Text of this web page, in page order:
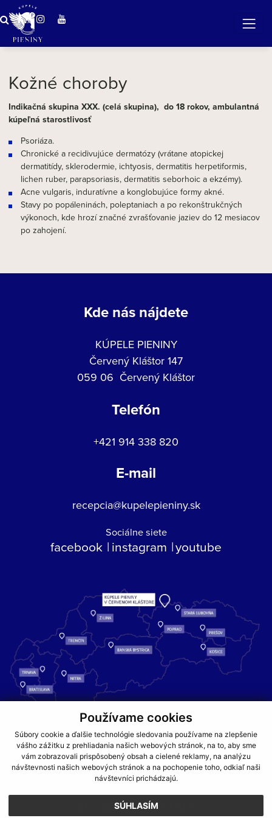
Používame cookies
Súbory cookie a ďalšie technológie sledovania používame na zlepšenie
vášho zážitku z prehliadania našich webových stránok, na to, aby sme
vám zobrazovali prispôsobený obsah a cielené reklamy, na analýzu
návštevnosti našich webových stránok a na pochopenie toho, odkiaľ naši
návštevníci prichádzajú.
SÚHLASÍM
Zázračná voda v Pieninách
Kožné choroby
Indikačná skupina XXX. (celá skupina), do 18 rokov, ambulantná
kúpeľná starostlivosť
Psoriáza.
Chronické a recidivujúce dermatózy (vrátane atopickej
dermatitídy, sklerodermie, ichtyosis, dermatitis herpetiformis,
lichen ruber, parapsoriasis, dermatitis seborhoic a ekzémy).
Acne vulgaris, induratívne a konglobujúce formy akné.
Stavy po popáleninách, poleptaniach a po rekonštrukčných
výkonoch, kde hrozí značné zvrašťovanie jaziev do 12 mesiacov
po zahojení.
Kde nás nájdete
KÚPELE PIENINY
Červený Kláštor 147
059 06 Červený Kláštor
Telefón
+421 914 338 820
E-mail
recepcia@kupelepieniny.sk
Sociálne siete
facebook instagram youtube
Kúpele Pieniny – miesto, kde sa príroda stretáva s liečivou silou
vody a oddychom pre telo aj dušu.
GDPR COOKIES PARTNERI
JEDÁLNY LÍSTOK
CENNÍKY
NA ZAČIATOK STRÁNKY